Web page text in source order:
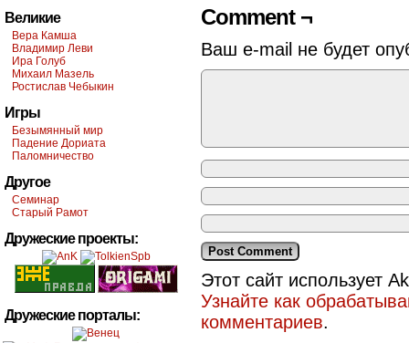
Великие
Вера Камша
Владимир Леви
Ира Голуб
Михаил Мазель
Ростислав Чебыкин
Игры
Безымянный мир
Падение Дориата
Паломничество
Другое
Семинар
Старый Рамот
Дружеские проекты:
Дружеские порталы:
Comment ¬
Ваш e-mail не будет
Этот сайт использует
Узнайте как
комментариев.